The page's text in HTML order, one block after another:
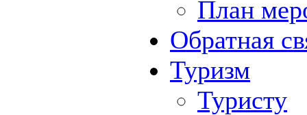
План
Обратная
Туризм
Туристу